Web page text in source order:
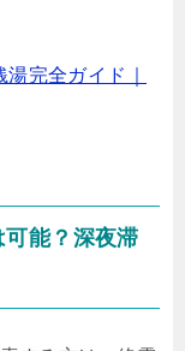
完全ガイド｜
能？深夜滞